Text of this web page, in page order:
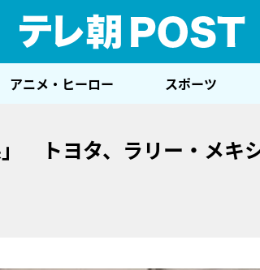
アニメ・ヒーロー スポーツ
トヨタ、ラリー・メキ